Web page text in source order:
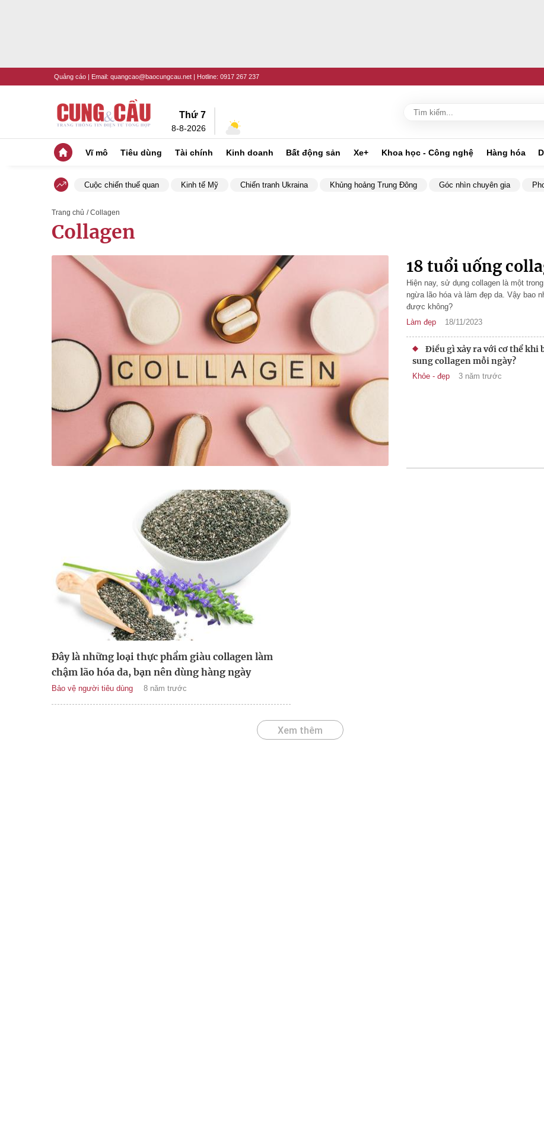
Quảng cáo | Email: quangcao@baocungcau.net | Hotline: 0917 267 237
Thứ 7
8-8-2026
Vĩ mô Tiêu dùng Tài chính Kinh doanh Bất động sản Xe+ Khoa học - Công nghệ Hàng hóa
Cuộc chiến thuế quan Kinh tế Mỹ Chiến tranh Ukraina Khủng hoảng Trung Đông Góc nhìn chuyên gia
Trang chủ / Collagen
Collagen
18 tuổi uống
Hiện nay, sử dụng collagen là một
ngừa lão hóa và làm đẹp da. Vậy bao
được không?
Làm đẹp
18/11/2023
Điều gì xảy ra với cơ thể khi
sung collagen mỗi ngày?
Khỏe - đẹp 3 năm trước
Đây là những loại thực phẩm giàu collagen làm
chậm lão hóa da, bạn nên dùng hàng ngày
Bảo vệ người tiêu dùng 8 năm trước
Xem thêm